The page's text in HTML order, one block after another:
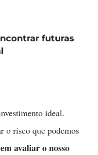
futuras
ideal.
o risco que podemos
avaliar o nosso